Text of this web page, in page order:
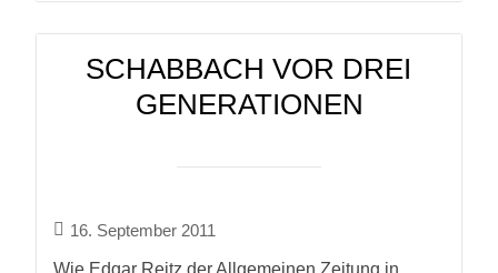
SCHABBACH VOR DREI
GENERATIONEN
16. September 2011
Wie Edgar Reitz der Allgemeinen Zeitung in